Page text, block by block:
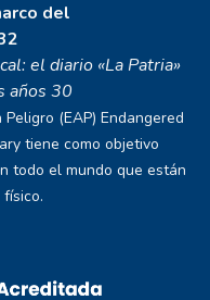
del
el diario «La Patria»
años 30
(EAP) Endangered
tiene como objetivo
todo el mundo que están